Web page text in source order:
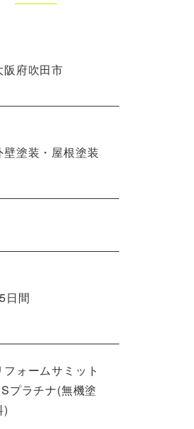
阪府吹田市
壁塗装・屋根塗装
日間
フォームサミット
プラチナ(無機塗
)